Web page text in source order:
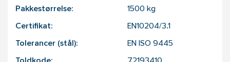
Pakkestørrelse: 1500 kg
Certifikat: EN10204/3.1
Tolerancer (stål): EN ISO 9445